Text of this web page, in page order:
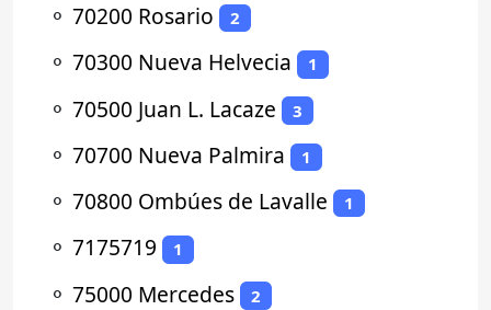
⚬ 70200 Rosario 2
⚬ 70300 Nueva Helvecia 1
⚬ 70500 Juan L. Lacaze 3
⚬ 70700 Nueva Palmira 1
⚬ 70800 Ombúes de Lavalle 1
⚬ 7175719 1
⚬ 75000 Mercedes 2